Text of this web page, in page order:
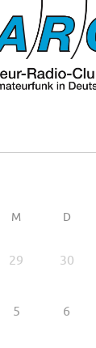
M D
29 30
5 6